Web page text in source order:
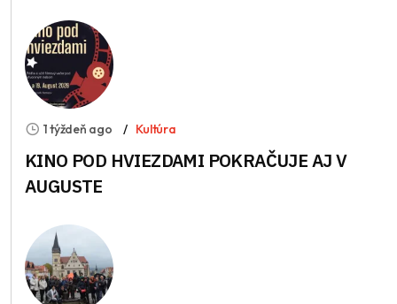
1 týždeň ago Kultúra
KINO POD HVIEZDAMI POKRAČUJE AJ V
AUGUSTE